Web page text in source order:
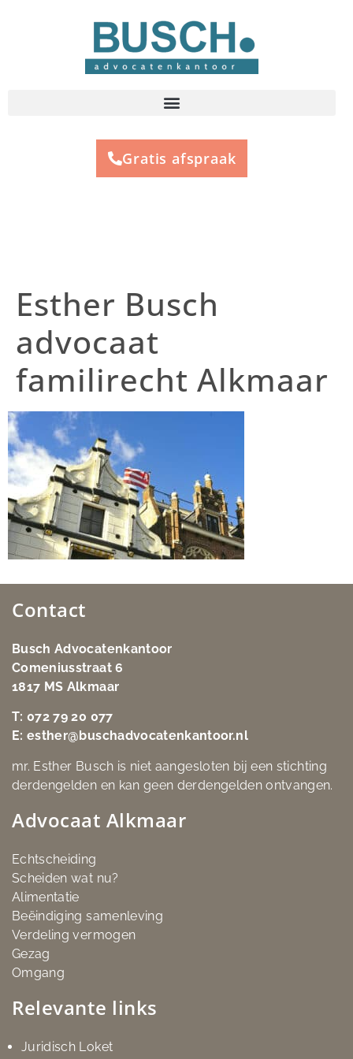
Gratis afspraak
Esther Busch
advocaat
familirecht Alkmaar
Contact
Busch Advocatenkantoor
Comeniusstraat 6
1817 MS Alkmaar
T:072 79 20 077
E:esther@buschadvocatenkantoor.nl
mr. Esther Busch is niet aangesloten bij een stichting
derdengelden en kan geen derdengelden ontvangen.
Advocaat Alkmaar
Echtscheiding
Scheiden wat nu?
Alimentatie
Beëindiging samenleving
Verdeling vermogen
Gezag
Omgang
Relevante links
Juridisch Loket